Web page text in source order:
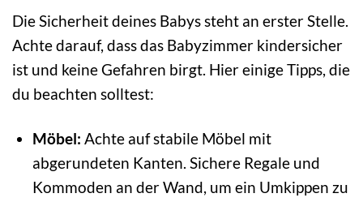
Die Sicherheit deines Babys steht an erster Stelle.
Achte darauf, dass das Babyzimmer kindersicher
ist und keine Gefahren birgt. Hier einige Tipps, die
du beachten solltest:
Möbel: Achte auf stabile Möbel mit
abgerundeten Kanten. Sichere Regale und
Kommoden an der Wand, um ein Umkippen zu